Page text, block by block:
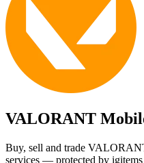
VALORANT
Buy, sell and trade
services — protected by igitems